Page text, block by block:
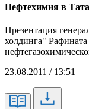
Нефтехимия в
Презентация
холдинга"
23.08.2011 / 13:51